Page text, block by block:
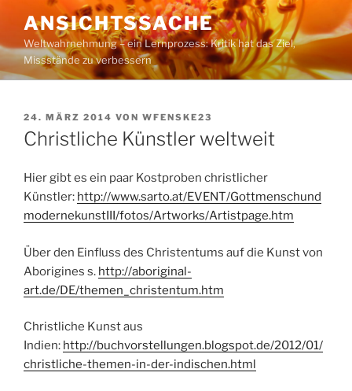
Inhalt
springen
ANSICHTSSACHE
Weltwahrnehmung – ein Lernprozess: Kritik hat das Ziel,
Missstände zu verbessern
VERÖFFENTLICHT
AM
24. MÄRZ 2014 VON WFENSKE23
Christliche Künstler weltweit
Hier gibt es ein paar Kostproben christlicher
Künstler: http://www.sarto.at/EVENT/Gottmenschund
modernekunstIII/fotos/Artworks/Artistpage.htm
Über den Einfluss des Christentums auf die Kunst von
Aborigines s. http://aboriginal-
art.de/DE/themen_christentum.htm
Christliche Kunst aus
Indien: http://buchvorstellungen.blogspot.de/2012/01/
christliche-themen-in-der-indischen.html